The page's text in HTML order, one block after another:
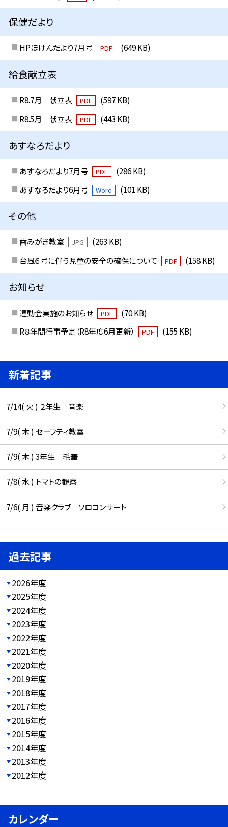
保健だより
HPほけんだより7月号 PDF (649 KB)
給食献立表
R8.7月 献立表 PDF
(597 KB)
R8.5月 献立表
PDF (443 KB)
あすなろだより
あすなろだより7月号 PDF
(286 KB)
あすなろだより6月号
Word (101 KB)
その他
歯みがき教室 JPG
(263 KB)
台風６号に伴う児童の安全の確保について
PDF (158 KB)
お知らせ
運動会実施のお知らせ PDF
(70 KB)
R８年間行事予定（R8年度6月更新）
PDF (155 KB)
新着記事
7/14( 火 ) ２年生 音楽
7/9( 木 ) セーフティ教室
7/9( 木 ) 3年生 毛筆
7/8( 水 ) トマトの観察
7/6( 月 ) 音楽クラブ ソロコンサート
過去記事
2026年度
2025年度
2024年度
2023年度
2022年度
2021年度
2020年度
2019年度
2018年度
2017年度
2016年度
2015年度
2014年度
2013年度
2012年度
カレンダー